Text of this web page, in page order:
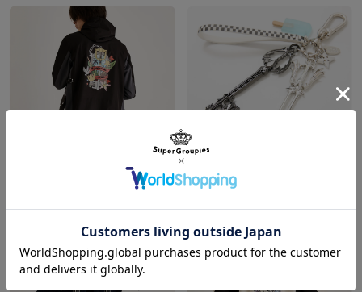
ソラ モデル アウター 「キングダム ハーツ」シリーズ